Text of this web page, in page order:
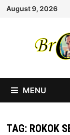
Skip
August 9, 2026
MENU
TAG: ROKOK